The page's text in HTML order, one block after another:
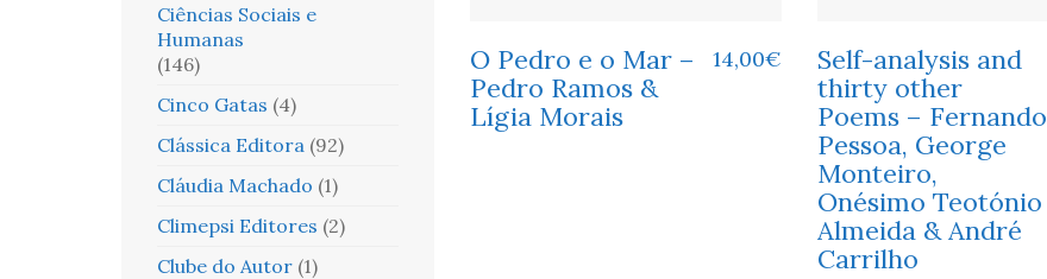
O Pedro e o Mar –
Pedro Ramos &
Lígia Morais
14,00€
Self-analysis and
thirty other
Poems – Fernando
Pessoa, George
Monteiro,
Onésimo Teotónio
Almeida & André
Carrilho
Ciências Sociais e
Humanas
(146)
Cinco Gatas (4)
Clássica Editora (92)
Cláudia Machado (1)
Climepsi Editores (2)
Clube do Autor (1)